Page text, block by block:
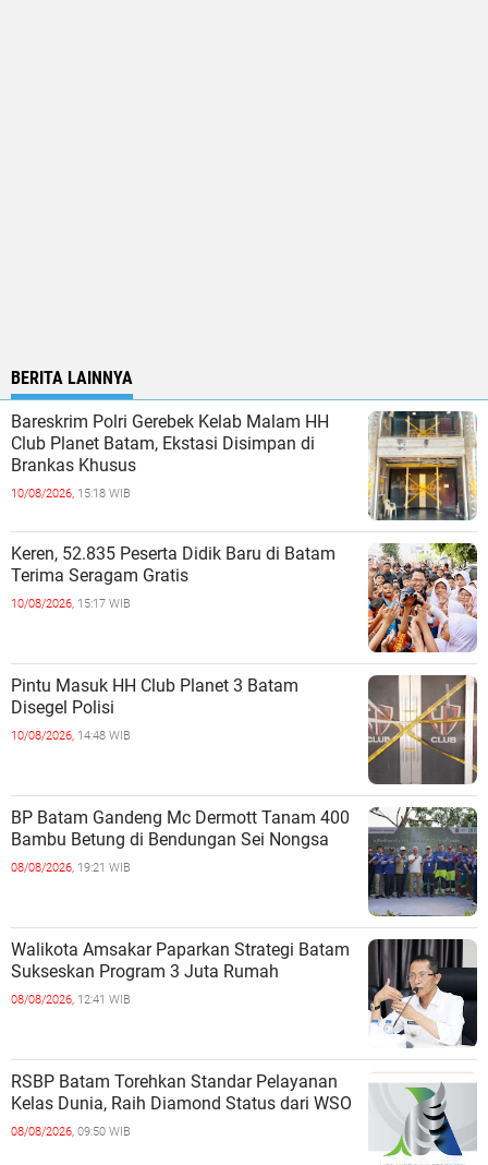
BERITA LAINNYA
Bareskrim Polri Gerebek Kelab Malam HH
Club Planet Batam, Ekstasi Disimpan di
Brankas Khusus
10/08/2026, 15:18 WIB
Keren, 52.835 Peserta Didik Baru di Batam
Terima Seragam Gratis
10/08/2026, 15:17 WIB
Pintu Masuk HH Club Planet 3 Batam
Disegel Polisi
10/08/2026, 14:48 WIB
BP Batam Gandeng Mc Dermott Tanam 400
Bambu Betung di Bendungan Sei Nongsa
08/08/2026, 19:21 WIB
Walikota Amsakar Paparkan Strategi Batam
Sukseskan Program 3 Juta Rumah
08/08/2026, 12:41 WIB
RSBP Batam Torehkan Standar Pelayanan
Kelas Dunia, Raih Diamond Status dari WSO
08/08/2026, 09:50 WIB